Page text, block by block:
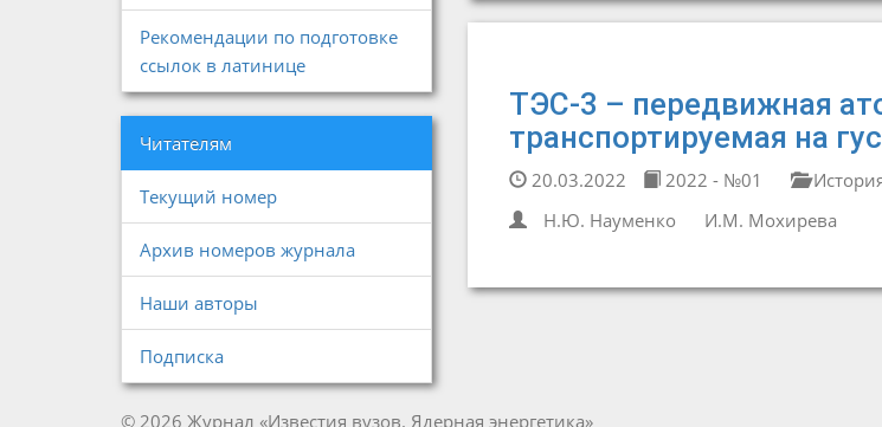
Рекомендации по подготовке
ссылок в латинице
Читателям
Текущий номер
Архив номеров журнала
Наши авторы
Подписка
ТЭС-3 – передвижная
транспортируемая на
20.03.2022 2022 - №01
Н.Ю. Науменко
И.М. Мохирева
© 2026 Журнал «Известия вузов. Ядерная энергетика»